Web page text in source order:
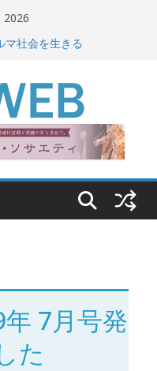
2026
マ社会を生きる
7月号発
た